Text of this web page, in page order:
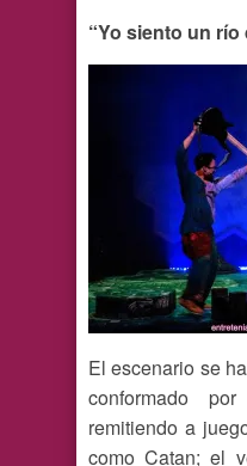
“Yo siento un río
El escenario se
conformado
remitiendo a
como Catan; el